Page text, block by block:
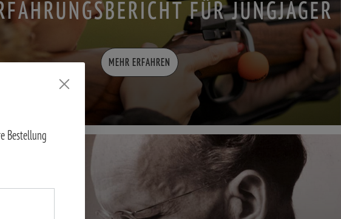
FÜR JUNGJÄGER
MEHR ERFAHREN
Bestellung